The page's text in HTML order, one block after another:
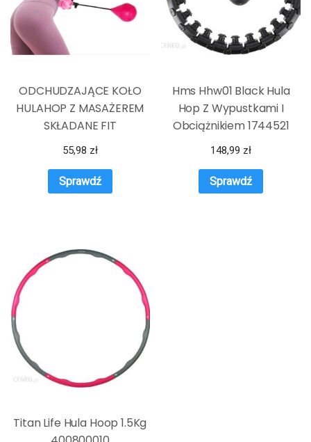
ODCHUDZAJĄCE KOŁO
HULAHOP Z MASAŻEREM
SKŁADANE FIT
55,98 zł
Sprawdź
Hms Hhw01 Black Hula
Hop Z Wypustkami I
Obciążnikiem 1744521
148,99 zł
Sprawdź
Titan Life Hula Hoop 1.5Kg